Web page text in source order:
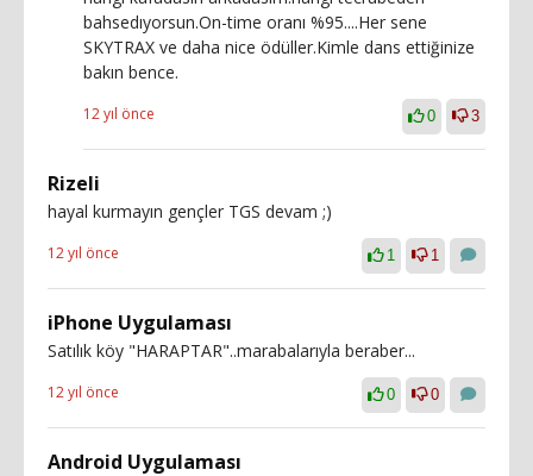
bahsedıyorsun.On-time oranı %95....Her sene
SKYTRAX ve daha nice ödüller.Kimle dans ettiğinize
bakın bence.
12 yıl önce 0 3
Rizeli
hayal kurmayın gençler TGS devam ;)
12 yıl önce 1 1
iPhone Uygulaması
Satılık köy "HARAPTAR"..marabalarıyla beraber...
12 yıl önce 0 0
Android Uygulaması